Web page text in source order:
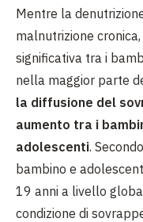
Mentre la
malnutrizione
significativa tra i
nella maggior parte
la diffusione del
aumento tra i
adolescenti.
bambino e
19 anni a livello
condizione di